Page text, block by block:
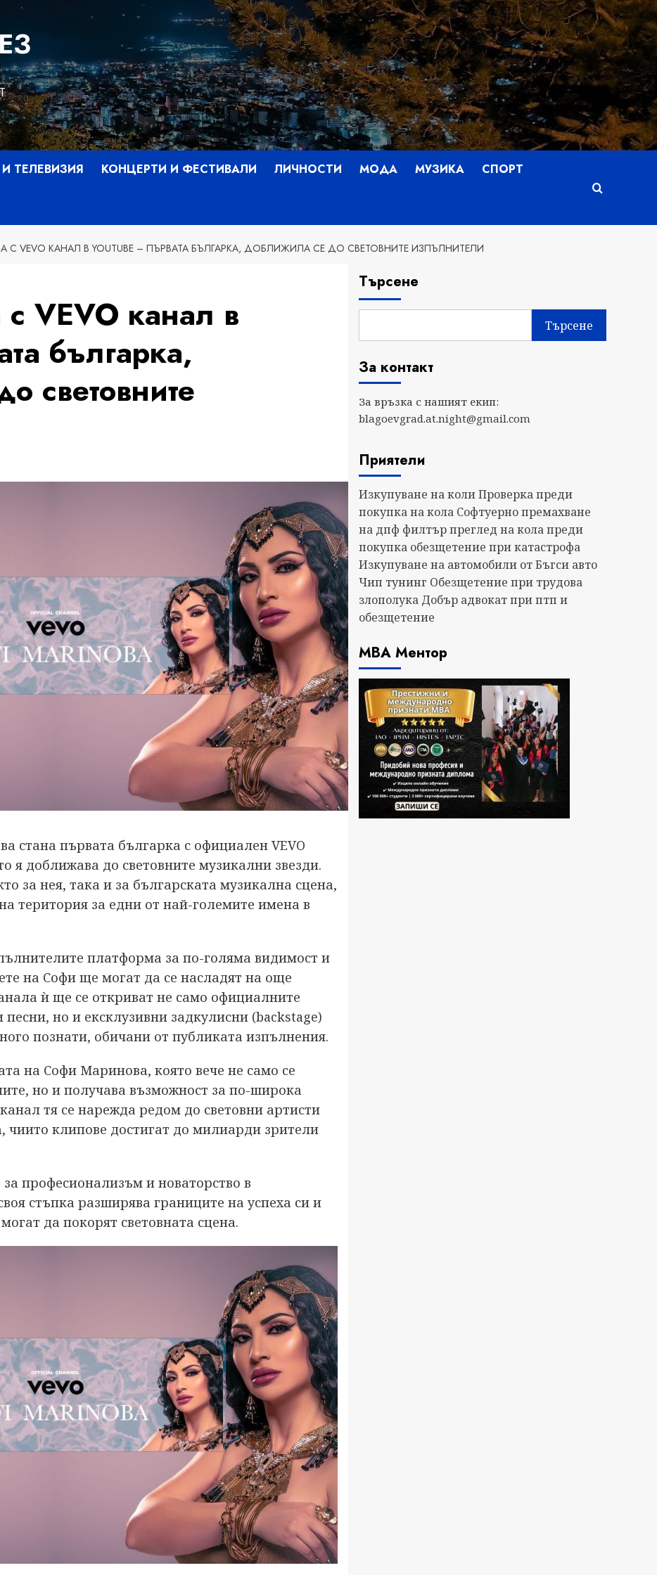
ТЕЛЕВИЗИЯ КОНЦЕРТИ И ФЕСТИВАЛИ ЛИЧНОСТИ МОДА МУЗИКА СПОРТ
VEVO КАНАЛ В YOUTUBE – ПЪРВАТА БЪЛГАРКА, ДОБЛИЖИЛА СЕ ДО СВЕТОВНИТЕ ИЗПЪЛНИТЕЛИ
VEVO канал в
българка,
световните
стана първата българка с официален VEVO
я доближава до световните музикални звезди.
за нея, така и за българската музикална сцена,
територия за едни от най-големите имена в
платформа за по-голяма видимост и
на Софи ще могат да се насладят на още
ѝ ще се откриват не само официалните
но и ексклузивни задкулисни (backstage)
познати, обичани от публиката изпълнения.
на Софи Маринова, която вече не само се
но и получава възможност за по-широка
тя се нарежда редом до световни артисти
чиито клипове достигат до милиарди зрители
професионализъм и новаторство в
стъпка разширява границите на успеха си и
да покорят световната сцена.
Търсене
Търсене
За контакт
За връзка с нашият екип:
blagoevgrad.at.night@gmail.com
Приятели
Изкупуване на коли Проверка преди
покупка на кола Софтуерно премахване
на дпф филтър преглед на кола преди
покупка обезщетение при катастрофа
Изкупуване на автомобили от Бъгси авто
Чип тунинг Обезщетение при трудова
злополука Добър адвокат при птп и
обезщетение
МВА Ментор